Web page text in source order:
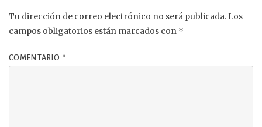
Tu dirección de correo electrónico no será publicada. Los
campos obligatorios están marcados con *
COMENTARIO *